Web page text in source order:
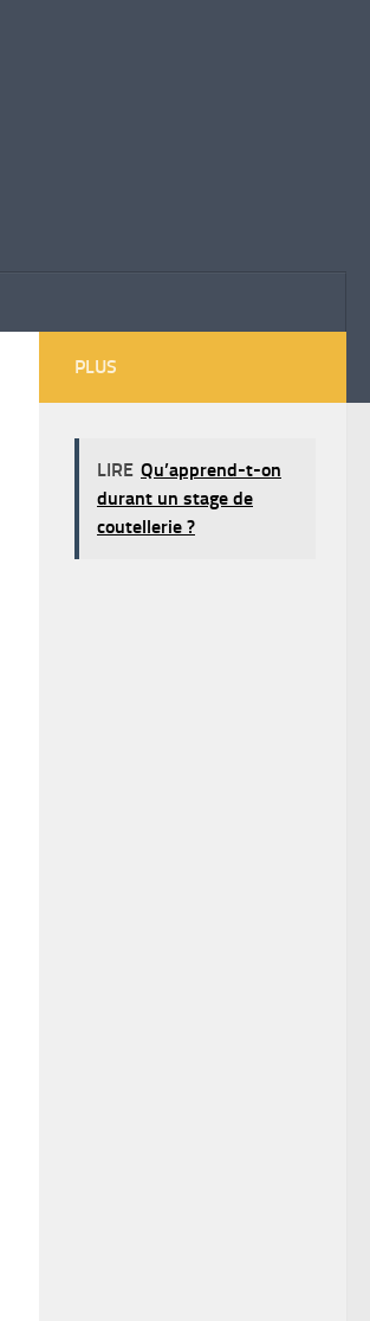
PLUS
LIRE Qu’apprend-t-on
durant un stage de
coutellerie ?